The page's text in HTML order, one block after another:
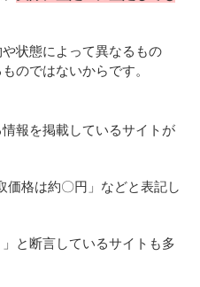
状態によって異なるもの
のではないからです。
報を掲載しているサイトが
価格は約〇円」などと表記し
と断言しているサイトも多